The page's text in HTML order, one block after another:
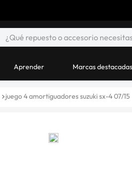
Aprender Marcas destacadas
juego 4 amortiguadores suzuki sx-4 07/15